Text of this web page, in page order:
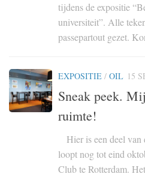
tijdens de expositie
universiteit”. Alle
passepartout gezet.
EXPOSITIE / OIL 15
Sneak peek.
ruimte!
Hier is een deel van
loopt nog tot eind
Club te Rotterdam.